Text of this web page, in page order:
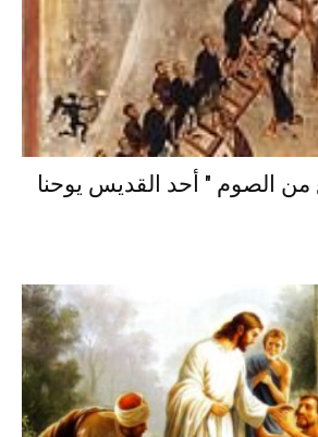
من الصوم " أحد القديس يوحنا